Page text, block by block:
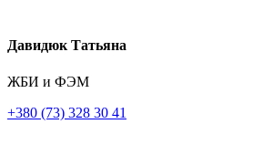
Давидюк Татьяна
ЖБИ и ФЭМ
+380 (73) 328 30 41